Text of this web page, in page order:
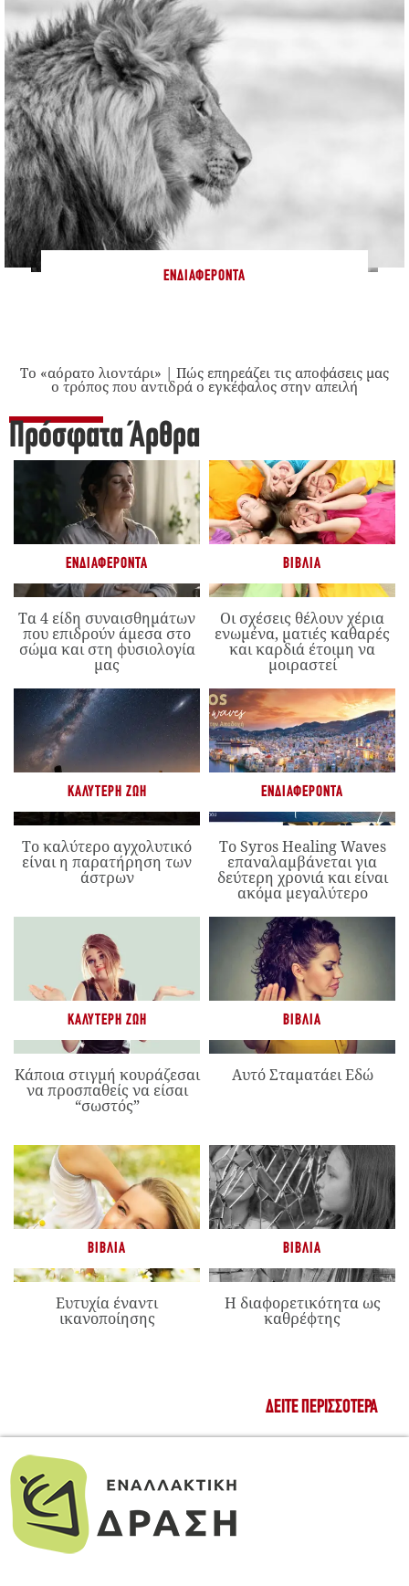
ΕΝΔΙΑΦΈΡΟΝΤΑ
Το «αόρατο λιοντάρι» | Πώς επηρεάζει τις αποφάσεις μας
ο τρόπος που αντιδρά ο εγκέφαλος στην απειλή
Πρόσφατα Άρθρα
ΕΝΔΙΑΦΈΡΟΝΤΑ
Τα 4 είδη συναισθημάτων
που επιδρούν άμεσα στο
σώμα και στη φυσιολογία
μας
ΒΙΒΛΊΑ
Οι σχέσεις θέλουν χέρια
ενωμένα, ματιές καθαρές
και καρδιά έτοιμη να
μοιραστεί
ΚΑΛΎΤΕΡΗ ΖΩΉ
Το καλύτερο αγχολυτικό
είναι η παρατήρηση των
άστρων
ΕΝΔΙΑΦΈΡΟΝΤΑ
Το Syros Healing Waves
επαναλαμβάνεται για
δεύτερη χρονιά και είναι
ακόμα μεγαλύτερο
ΚΑΛΎΤΕΡΗ ΖΩΉ
Κάποια στιγμή κουράζεσαι
να προσπαθείς να είσαι
“σωστός”
ΒΙΒΛΊΑ
Αυτό Σταματάει Εδώ
ΒΙΒΛΊΑ
Ευτυχία έναντι
ικανοποίησης
ΒΙΒΛΊΑ
Η διαφορετικότητα ως
καθρέφτης
ΔΕΊΤΕ ΠΕΡΙΣΣΌΤΕΡΑ